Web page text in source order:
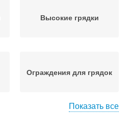
Высокие грядки
Ограждения для грядок
Показать все